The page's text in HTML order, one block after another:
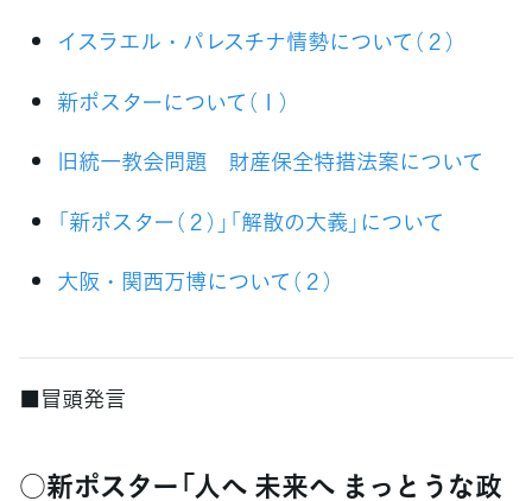
イスラエル・パレスチナ情勢について（２）
新ポスターについて（１）
旧統一教会問題 財産保全特措法案について
「新ポスター（２）」「解散の大義」について
大阪・関西万博について（２）
■冒頭発言
○新ポスター「人へ 未来へ まっとうな政